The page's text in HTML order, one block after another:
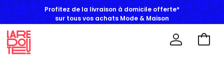
Profitez de la livraison à domicile offerte*
sur tous vos achats Mode & Maison
Aller